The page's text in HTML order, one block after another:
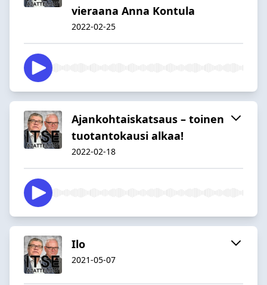
vieraana Anna Kontula
2022-02-25
Ajankohtaiskatsaus – toinen
tuotantokausi alkaa!
2022-02-18
Ilo
2021-05-07